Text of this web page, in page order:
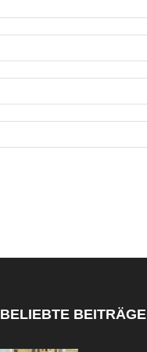
BELIEBTE BEITRÄGE